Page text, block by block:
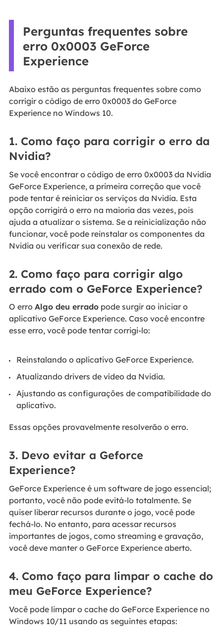
Perguntas frequentes sobre
erro 0x0003 GeForce
Experience
Abaixo estão as perguntas frequentes sobre como
corrigir o código de erro 0x0003 do GeForce
Experience no Windows 10.
1. Como faço para corrigir o erro da
Nvidia?
Se você encontrar o código de erro 0x0003 da Nvidia
GeForce Experience, a primeira correção que você
pode tentar é reiniciar os serviços da Nvidia. Esta
opção corrigirá o erro na maioria das vezes, pois
ajuda a atualizar o sistema. Se a reinicialização não
funcionar, você pode reinstalar os componentes da
Nvidia ou verificar sua conexão de rede.
2. Como faço para corrigir algo
errado com o GeForce Experience?
O erro Algo deu erradopode surgir ao iniciar o
aplicativo GeForce Experience. Caso você encontre
esse erro, você pode tentar corrigi-lo:
Reinstalando o aplicativo GeForce Experience.
Atualizando drivers de vídeo da Nvidia.
Ajustando as configurações de compatibilidade do
aplicativo.
Essas opções provavelmente resolverão o erro.
3. Devo evitar a Geforce
Experience?
GeForce Experience é um software de jogo essencial;
portanto, você não pode evitá-lo totalmente. Se
quiser liberar recursos durante o jogo, você pode
fechá-lo. No entanto, para acessar recursos
importantes de jogos, como streaming e gravação,
você deve manter o GeForce Experience aberto.
4. Como faço para limpar o cache do
meu GeForce Experience?
Você pode limpar o cache do GeForce Experience no
Windows 10/11 usando as seguintes etapas: